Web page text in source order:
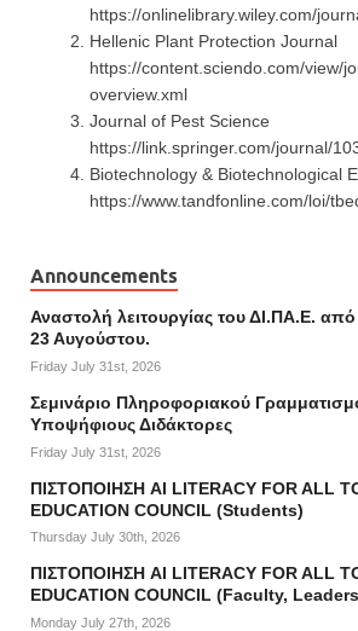
https://onlinelibrary.wiley.com/
Hellenic Plant Protection Journal
https://content.sciendo.com/view/
overview.xml
Journal of Pest Science
https://link.springer.com/journal/
Biotechnology & Biotechnological
https://www.tandfonline.com/loi/
Announcements
Αναστολή λειτουργίας του ΔΙ.ΠΑ.Ε. από
23 Αυγούστου.
Friday July 31st, 2026
Σεμινάριο Πληροφοριακού
Υποψήφιους Διδάκτορες
Friday July 31st, 2026
ΠΙΣΤΟΠΟΙΗΣΗ AI LITERACY FOR ALL
EDUCATION COUNCIL (Students)
Thursday July 30th, 2026
ΠΙΣΤΟΠΟΙΗΣΗ AI LITERACY FOR ALL
EDUCATION COUNCIL (Faculty,
Monday July 27th, 2026